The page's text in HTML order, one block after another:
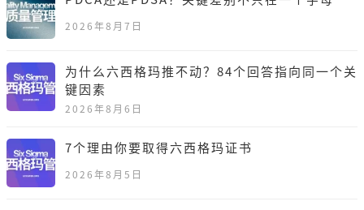
2026年8月7日
为什么六西格玛推不动？84个回答指向同一个关
键因素
2026年8月6日
7个理由你要取得六西格玛证书
2026年8月5日